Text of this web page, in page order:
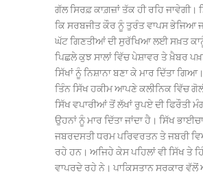
ਗੱਲ ਸਿਰਫ਼ ਕਾਗ਼ਜ਼ਾਂ ਤੱਕ ਹੀ ਰਹਿ ਜਾਵੇਗੀ।
ਕਿ ਸਰਬਜੀਤ ਕੌਰ ਨੂੰ ਤੁਰੰਤ ਵਾਪਸ ਭੇਜਿਆ
ਘੱਟ ਗਿਣਤੀਆਂ ਦੀ ਸੁਰੱਖਿਆ ਲਈ ਸਖ਼ਤ
ਪਿਛਲੇ ਕੁਝ ਸਾਲਾਂ ਵਿੱਚ ਪੇਸ਼ਾਵਰ ਤੇ ਖ਼ੈਬਰ
ਸਿੱਖਾਂ ਨੂੰ ਨਿਸ਼ਾਨਾ ਬਣਾ ਕੇ ਮਾਰ ਦਿੱਤਾ
ਤਿੰਨ ਸਿੱਖ ਹਕੀਮ ਆਪਣੇ ਕਲੀਨਿਕ ਵਿੱਚ
ਸਿੱਖ ਵਪਾਰੀਆਂ ਤੋਂ ਲੱਖਾਂ ਰੁਪਏ ਦੀ ਫਿਰੌਤੀ
ਉਹਨਾਂ ਨੂੰ ਮਾਰ ਦਿੱਤਾ ਜਾਂਦਾ ਹੈ। ਸਿੱਖ
ਜਬਰਦਸਤੀ ਧਰਮ ਪਰਿਵਰਤਨ ਤੇ ਜਬਰੀ
ਰਹੇ ਹਨ। ਅਜਿਹੇ ਕੇਸ ਪਹਿਲਾਂ ਵੀ ਸਿੱਖ ਤੇ
ਵਾਪਰਦੇ ਰਹੇ ਨੇ। ਪਾਕਿਸਤਾਨ ਸਰਕਾਰ